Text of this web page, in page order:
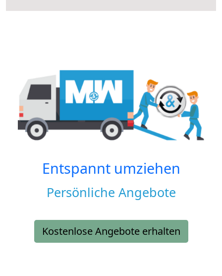
Entspannt umziehen
Persönliche Angebote
Kostenlose Angebote erhalten